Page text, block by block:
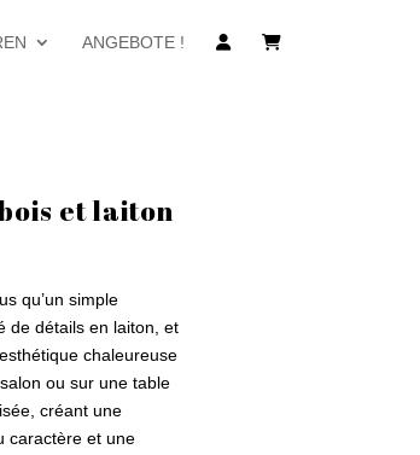
ANGEBOTE !
et laiton
qu’un simple
de détails en laiton, et
chaleureuse
ou sur une table
créant une
caractère et une